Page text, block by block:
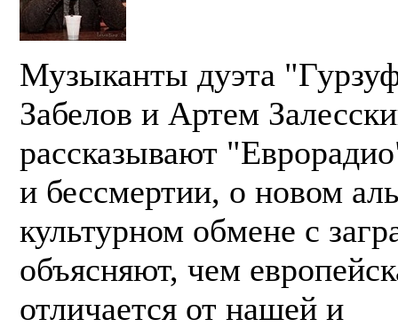
Музыканты дуэта
Забелов и Артем
рассказывают
и бессмертии, о новом
культурном обмене с
объясняют, чем
отличается от нашей и